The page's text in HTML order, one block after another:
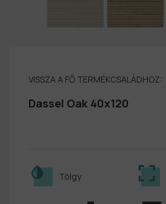
VISSZA A FŐ TERMÉKCSALÁDHOZ:
Dassel Oak 40x120
Tölgy